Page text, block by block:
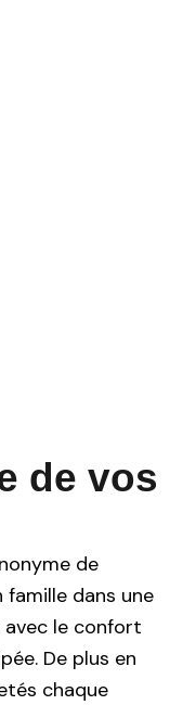
de vos
de
famille dans une
avec le confort
De plus en
chaque